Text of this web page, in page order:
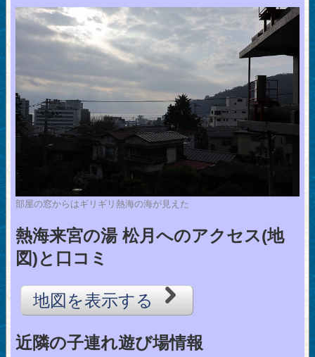
部屋の窓からはギリギリ熱海の海が見えた
熱海来宮の湯 松月へのアクセス(地
図)と口コミ
地図を表示する
近隣の子連れ遊び場情報